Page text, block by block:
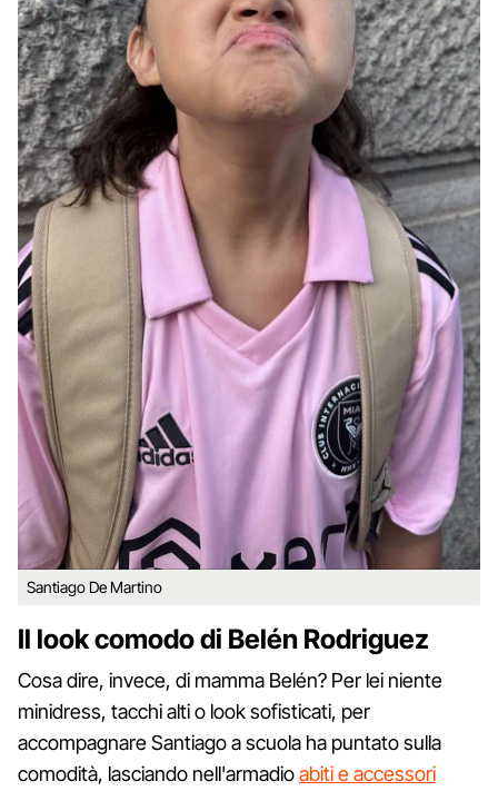
Santiago De Martino
Il look comodo di Belén Rodriguez
Cosa dire, invece, di mamma Belén? Per lei niente
minidress, tacchi alti o look sofisticati, per
accompagnare Santiago a scuola ha puntato sulla
comodità, lasciando nell'armadioabiti e accessori